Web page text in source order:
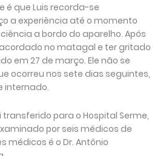
é que Luis recorda-se
a experiência até o momento
a bordo do aparelho. Após
no matagal e ter gritado
em 27 de março. Ele não se
ocorreu nos sete dias seguintes,
internado.
para o Hospital Serme,
por seis médicos de
médicos é o Dr. Antônio